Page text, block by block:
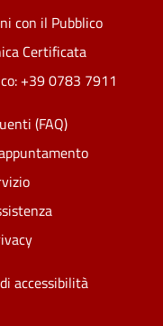
con il Pubblico
Certificata
+39 0783 7911
(FAQ)
accessibilità